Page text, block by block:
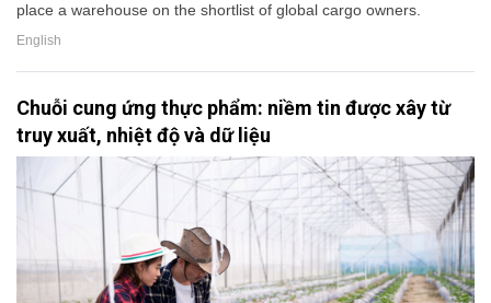
place a warehouse on the shortlist of global cargo owners.
English
Chuỗi cung ứng thực phẩm: niềm tin được xây từ
truy xuất, nhiệt độ và dữ liệu